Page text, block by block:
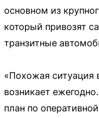
основном из
который привозят
транзитные
«Похожая ситуация
возникает
план по